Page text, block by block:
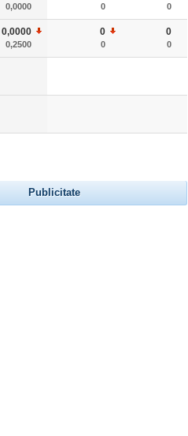
0,0000 0 0
0,0000
0,2500
0
0
0
0
Publicitate